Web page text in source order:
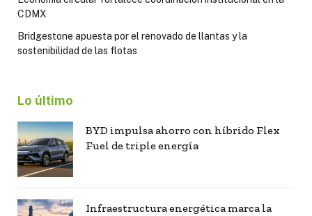
CDMX
Bridgestone apuesta por el renovado de llantas y la
sostenibilidad de las flotas
Lo último
BYD impulsa ahorro con híbrido Flex
Fuel de triple energía
Infraestructura energética marca la